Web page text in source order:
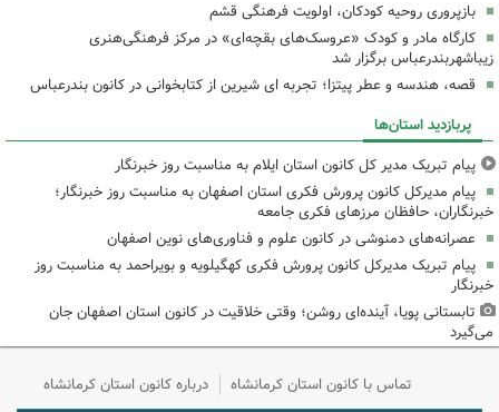
بازپروری روحیه کودکان، اولویت فرهنگی قشم
کارگاه مادر و کودک «عروسک‌های بقچه‌ای» در مرکز فرهنگی‌هنری
زیباشهربندرعباس برگزار شد
قصه، هندسه و عطر پیتزا؛ تجربه ای شیرین از کتابخوانی در کانون بندرعباس
پربازدید استان‌ها
پیام تبریک مدیر کل کانون استان ایلام به مناسبت روز خبرنگار
پیام مدیرکل کانون پرورش فکری استان اصفهان به مناسبت روز خبرنگار؛
خبرنگاران، حافظان مرزهای فکری جامعه
عصرانه‌های دمنوشی در کانون علوم و فناوری‌های نوین اصفهان
پیام تبریک مدیرکل کانون پرورش فکری کهگیلویه و بویراحمد به مناسبت روز
خبرنگار
تابستانی پویا، آینده‌ای روشن؛ وقتی خلاقیت در کانون استان اصفهان جان
می‌گیرد
تماس با کانون استان کرمانشاه درباره کانون استان کرمانشاه